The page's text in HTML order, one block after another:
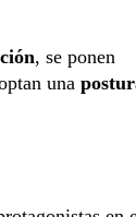
, se ponen
una